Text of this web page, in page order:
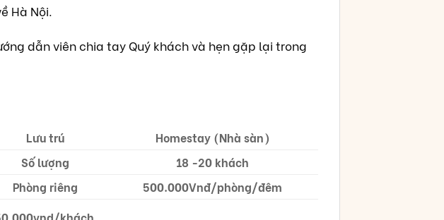
Hà Nội.
dẫn viên chia tay Quý khách và hẹn gặp lại trong
Lưu trú
Homestay (Nhà sàn)
Số lượng
18 -20 khách
Phòng riêng 500.000Vnđ/phòng/đêm
khách